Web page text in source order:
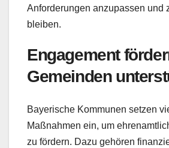
Anforderungen anzupassen und
bleiben.
Engagement
Gemeinden
Bayerische Kommunen setzen
Maßnahmen ein, um
zu fördern. Dazu gehören